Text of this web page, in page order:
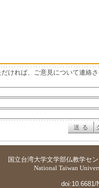
ければ、ご意見について連絡
国立台湾大学文学部仏教学セ
National Taiwan
doi:10.6681/